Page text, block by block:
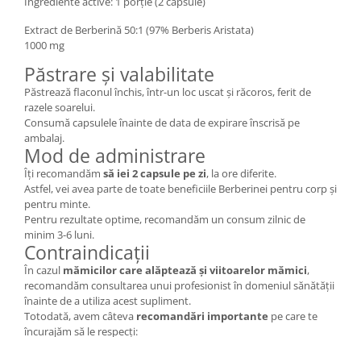
Extract de Berberină 50:1 (97% Berberis Aristata)
1000 mg
Păstrare și valabilitate
Păstrează flaconul închis, într-un loc uscat și răcoros, ferit de
razele soarelui.
Consumă capsulele înainte de data de expirare înscrisă pe
ambalaj.
Mod de administrare
Îți recomandăm să iei 2 capsule pe zi, la ore diferite.
Astfel, vei avea parte de toate beneficiile Berberinei pentru corp și
pentru minte.
Pentru rezultate optime, recomandăm un consum zilnic de
minim 3-6 luni.
Contraindicații
În cazul mămicilor care alăptează și viitoarelor mămici,
recomandăm consultarea unui profesionist în domeniul sănătății
înainte de a utiliza acest supliment.
Totodată, avem câteva recomandări importante pe care te
încurajăm să le respecți: